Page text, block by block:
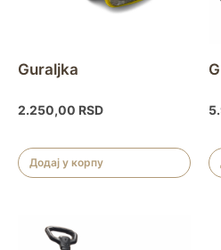
Guraljka
2.250,00 RSD
Додај у корпу